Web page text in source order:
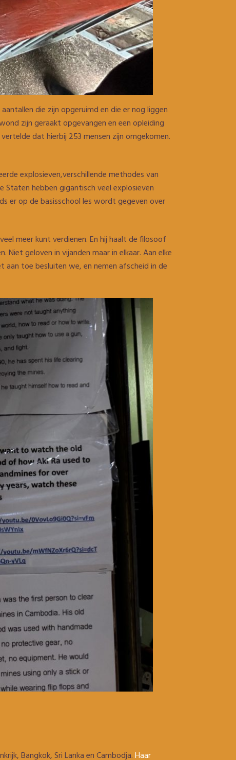
die zijn opgeruimd en die er nog liggen
zijn geraakt opgevangen en een opleiding
dat hierbij 253 mensen zijn omgekomen.
explosieven,verschillende methodes van
Staten hebben gigantisch veel explosieven
er op de basisschool les wordt gegeven over
meer kunt verdienen. En hij haalt de filosoof
geloven in vijanden maar in elkaar. Aan elke
toe besluiten we, en nemen afscheid in de
Bangkok, Sri Lanka en Cambodja.Haar